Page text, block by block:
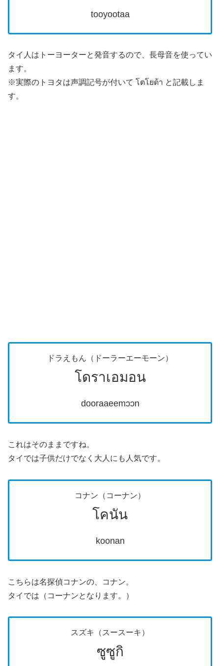
tooyootaa
タイ人はトーヨーターと発音するので、長母音を使ってい
ます。
※実際のトヨタは声調記号が付いて โตโยต้า と記載しま
す。
ドラえもん（ドーラーエーモーン）
โดราเอมอน
dooraaeemɔɔn
これはそのままですね。
タイでは子供だけでなく大人にも人気です。
コナン（コーナン）
โคนัน
koonan
こちらは名探偵コナンの、コナン。
タイでは（コーナンとなります。）
スズキ（スースーキ）
ซูซูกิ